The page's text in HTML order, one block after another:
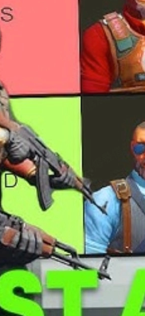
CS2 Agent tier list
dividido em S, A, B e
o inventário e quer escolher
ou “feio”. A avaliação foi feita com
de detalhe e combinação com as
carisma e personalidade do agente.
primeira pessoa e combinam (ou não)
campeonatos e inventários de
no mercado e se realmente vale o
que colocamos em tier mais baixo
devem dar vantagem competitiva
ou “largos”, o que pode mudar um
mais em mapas claros ou escuros, o
chamando mais atenção – tanto
mais discretos. Mas para a maioria